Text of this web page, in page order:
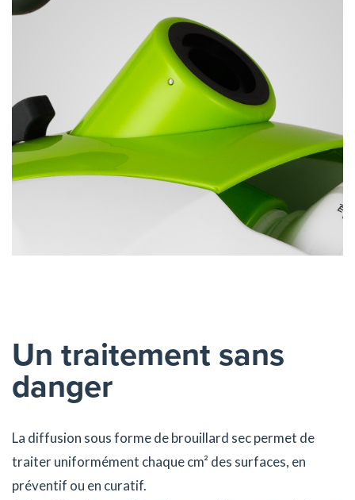
Un traitement sans
danger
La diffusion sous forme de brouillard sec permet de
traiter uniformément chaque cm² des surfaces, en
préventif ou en curatif.